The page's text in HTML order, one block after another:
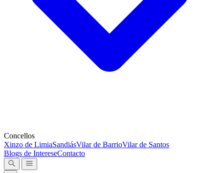
Concellos
Xinzo de LimiaSandiásVilar de BarrioVilar de Santos
Blogs de IntereseContacto